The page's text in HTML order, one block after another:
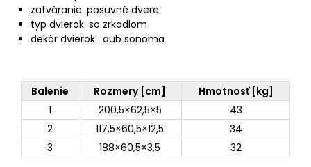
zatváranie: posuvné dvere
typ dvierok: so zrkadlom
dekór dvierok: dub sonoma
Balenie Rozmery [cm]
Hmotnosť [kg]
1
200,5×62,5×5
43
2
117,5×60,5×12,5
34
3
188×60,5×3,5 32